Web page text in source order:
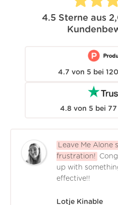
4.5 Sterne aus
4.7 von 5 bei 120
4.8 von 5 bei 77
Leave Me Alone
frustration!
up with
effective!!
Lotje Kinable